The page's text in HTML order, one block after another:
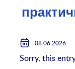
08.06.2026
Sorry, this